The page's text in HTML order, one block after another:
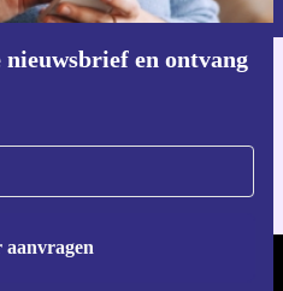
en ontvang
aanvragen
Android